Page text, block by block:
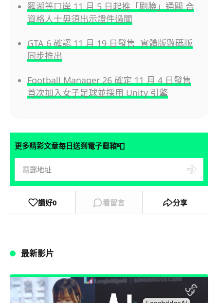
羅湖等口岸 11 月 5 日起推「刷臉」通關 合
資格人士毋須出示證件過關
GTA 6 確認 11 月 19 日發售 實體版數碼版
同步推出
Football Manager 26 確定 11 月 4 日發售
首次加入女子足球並採用 Unity 引擎
更多精彩文章每日送到電子郵箱📮
讚好0 看留言 分享
最新影片